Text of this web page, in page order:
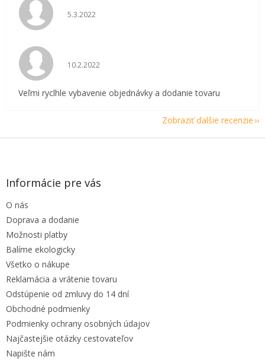
Hodnotenie obchodu je 5 z 5 hviezdičiek.
5.3.2022
Hodnotenie obchodu je 5 z 5 hviezdičiek.
10.2.2022
Veľmi ryclhle vybavenie objednávky a dodanie tovaru
Zobraziť ďalšie recenzie
Z
Informácie pre vás
O nás
Doprava a dodanie
Možnosti platby
Balíme ekologicky
Všetko o nákupe
Reklamácia a vrátenie tovaru
Odstúpenie od zmluvy do 14 dní
Obchodné podmienky
Podmienky ochrany osobných údajov
Najčastejšie otázky cestovateľov
Napište nám